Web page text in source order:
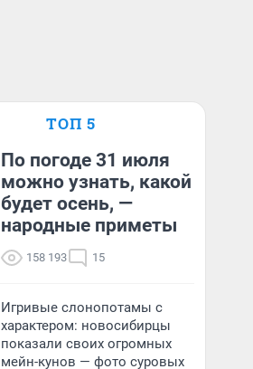
ТОП 5
По погоде 31 июля
можно узнать, какой
будет осень, —
народные приметы
158 193 15
Игривые слонопотамы с
характером: новосибирцы
показали своих огромных
мейн-кунов — фото суровых